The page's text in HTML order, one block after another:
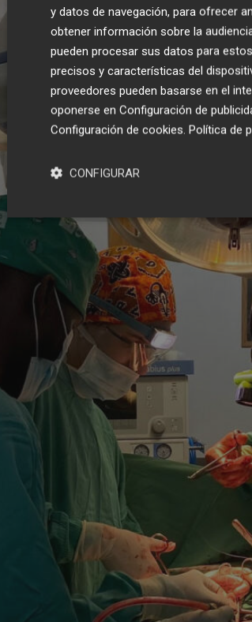
y datos de navegación, para ofrecer
obtener información sobre la
pueden procesar sus datos para
precisos y características del
proveedores pueden basarse en el
oponerse en Configuración de
Configuración de cookies. Política de
CONFIGURAR